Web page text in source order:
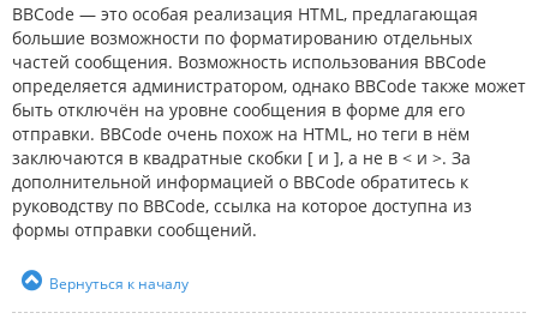
BBCode — это особая реализация HTML, предлагающая
большие возможности по форматированию отдельных
частей сообщения. Возможность использования BBCode
определяется администратором, однако BBCode также может
быть отключён на уровне сообщения в форме для его
отправки. BBCode очень похож на HTML, но теги в нём
заключаются в квадратные скобки [ и ], а не в < и >. За
дополнительной информацией о BBCode обратитесь к
руководству по BBCode, ссылка на которое доступна из
формы отправки сообщений.
Вернуться к началу